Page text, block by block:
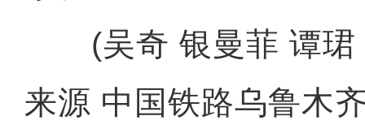
(吴奇 银曼菲 谭珺
来源 中国铁路乌鲁木